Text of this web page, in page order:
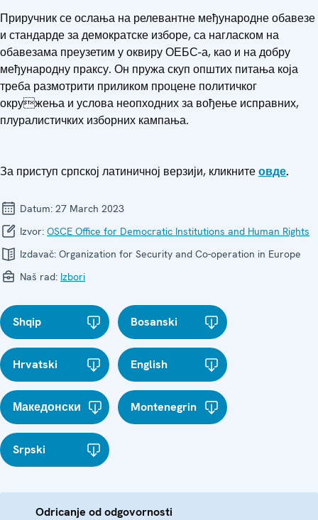
Приручник се ослања на релевантне међународне обавезе
и стандарде за демократске изборе, са нагласком на
обавезама преузетим у оквиру ОЕБС-а, као и на добру
међународну праксу. Он пружа скуп општих питања која
треба размотрити приликом процене политичког
окружења и услова неопходних за вођење исправних,
плуралистичких изборних кампања.
За приступ српској латиничној верзији, кликнитеовде.
Datum: 27 March 2023
Izvor: OSCE Office for Democratic Institutions and Human Rights
Izdavač: Organization for Security and Co-operation in Europe
Naš rad: Izbori
Shqip Bosanski
Hrvatski English
Македонски Montenegrin
Srpski
Odricanje od odgovornosti